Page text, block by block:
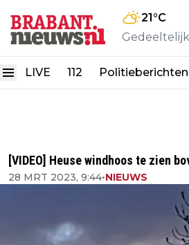
21 °C
LIVE 112 Politieberichten
[VIDEO] Heuse windhoos te zien
28 MRT 2023, 9:44•NIEUWS